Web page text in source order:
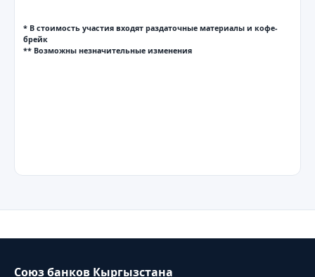
* В стоимость участия входят раздаточные материалы и кофе-
брейк
** Возможны незначительные изменения
Союз банков Кыргызстана